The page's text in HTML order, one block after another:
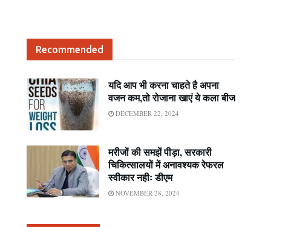
Recommended
यदि आप भी करना चाहते है अपना
वजन कम,तो रोजाना खाएं ये कला बीज
DECEMBER 22, 2024
मरीजों की समझें पीड़ा, सरकारी
चिकित्सालयों में अनावश्यक रेफरल
स्वीकार नहीः डीएम
NOVEMBER 28, 2024